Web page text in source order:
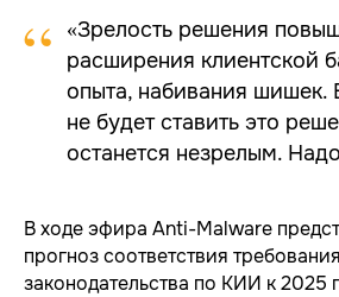
“
«Зрелость решения
расширения клиентской
опыта, набивания шишек.
не будет ставить это
останется незрелым.
В ходе эфира Anti-Malware
прогноз соответствия
законодательства по КИИ к 2025